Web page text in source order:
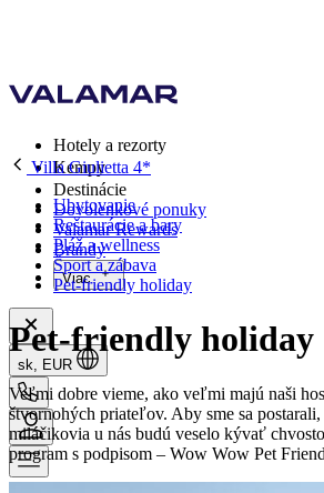
Hotely a rezorty
Kempy
Destinácie
Dovolenkové ponuky
Valamar Rewards
Brandy
Viac
sk, EUR
Villa Giulietta 4*
Ubytovanie
Reštaurácie a bary
Pláž a wellness
Šport a zábava
Pet-friendly holiday
Pet-friendly holiday
Veľmi dobre vieme, ako veľmi majú naši
štvornohých priateľov. Aby sme sa postarali,
miláčikovia u nás budú veselo kývať
program s podpisom – Wow Wow Pet